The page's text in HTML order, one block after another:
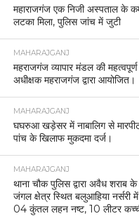
महाराजगंज एक निजी अस्पताल के
लटका मिला, पुलिस जांच में जुटी
MAHARAJGANJ
महराजगंज व्यापार मंडल की
अधीक्षक महराजगंज द्वारा आयोजित।
MAHARAJGANJ
घघरुआ खड़ेसर में नाबालिग से मारपीट
पांच के खिलाफ मुकदमा दर्ज।
MAHARAJGANJ
थाना चौक पुलिस द्वारा अवैध शराब
जंगल क्षेत्र स्थित बलुआहिया नर्सरी
04 कुंतल लहन नष्ट, 10 लीटर